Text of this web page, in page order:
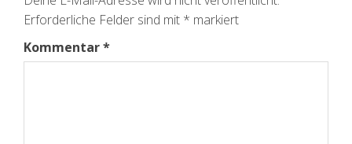
Erforderliche Felder sind mit * markiert
Kommentar*